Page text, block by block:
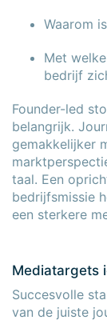
Waarom
Met
bedrijf
Founder-led
belangrijk.
gemakkelijker
taal. Een
bedrijfsmissie
een sterkere
Mediatargets
Succesvolle
van de juiste